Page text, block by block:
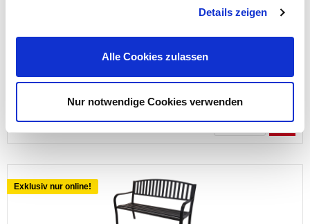
Details zeigen
Alle Cookies zulassen
Nur notwendige Cookies verwenden
Duschstuhl höhenverstellbar mit 120 kg Belastbarkeit
UVP 39,95 €
25,00 €*
Exklusiv nur online!